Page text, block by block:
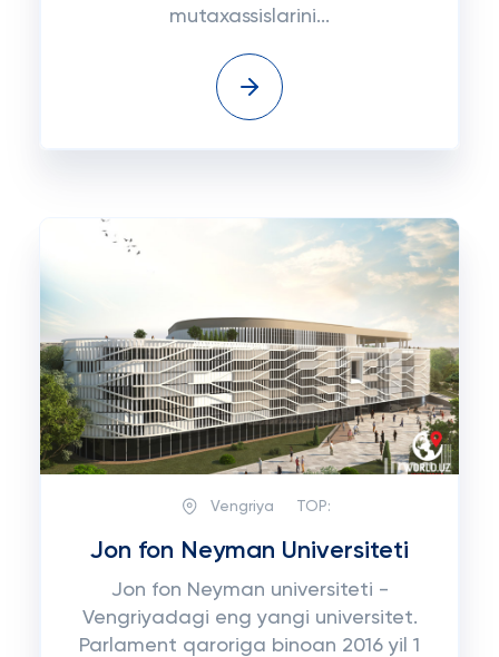
mutaxassislarini...
Vengriya TOP:
Jon fon Neyman Universiteti
Jon fon Neyman universiteti -
Vengriyadagi eng yangi universitet.
Parlament qaroriga binoan 2016 yil 1